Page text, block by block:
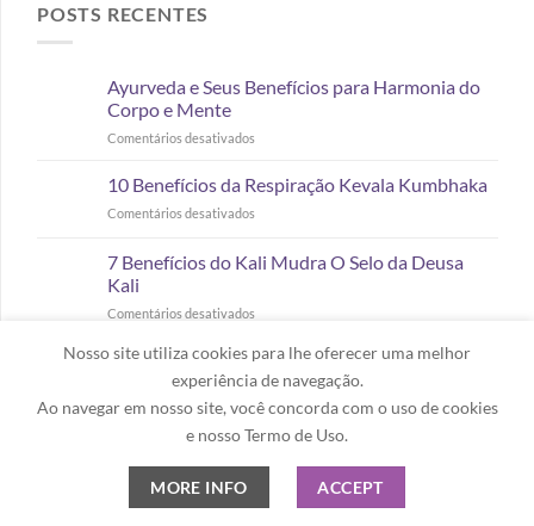
POSTS RECENTES
Ayurveda e Seus Benefícios para Harmonia do
Corpo e Mente
Comentários desativados
10 Benefícios da Respiração Kevala Kumbhaka
Comentários desativados
7 Benefícios do Kali Mudra O Selo da Deusa
Kali
Comentários desativados
Os 7 Chakras e Seus Benefícios para o Corpo
Feminino
Comentários desativados
Emocional
Comentários desativados
Nosso site utiliza cookies para lhe oferecer uma melhor
experiência de navegação.
Ao navegar em nosso site, você concorda com o uso de cookies
e nosso Termo de Uso.
MORE INFO ACCEPT